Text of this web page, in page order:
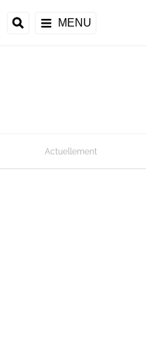
MENU
Actuellement